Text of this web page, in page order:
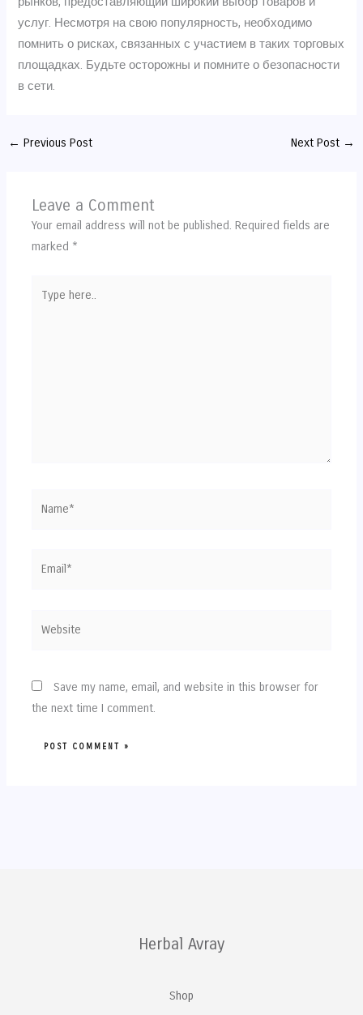
услуг. Несмотря на свою популярность, необходимо
помнить о рисках, связанных с участием в таких торговых
площадках. Будьте осторожны и помните о безопасности
в сети.
← Previous Post Next Post →
Leave a Comment
Your email address will not be published. Required fields are
marked *
here..
Save my name, email, and website in this browser for
the next time I comment.
Herbal Avray
Shop